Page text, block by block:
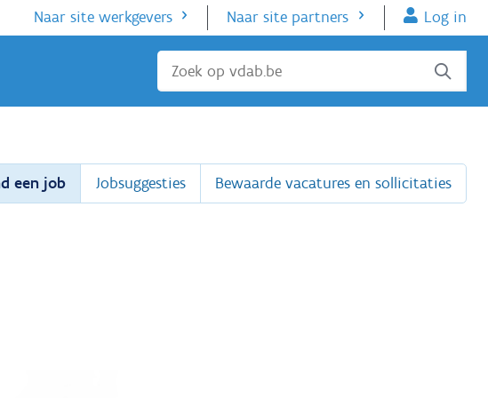
Naar site werkgevers Naar site partners Log in
Sluiten
een job Jobsuggesties Bewaarde vacatures en sollicitaties